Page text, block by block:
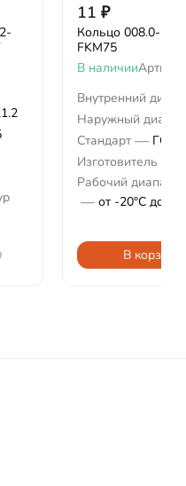
11 ₽
Кольцо 008.0-2.0
FKM75
В наличииАртикул
Внутренний
Наружный
Стандарт —
Изготовитель
Рабочий
— от -20°С до
В корзину